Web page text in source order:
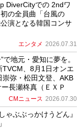
DiverCityでの 2ndワ
の全員曲「台風の
演となる韓国コンサ
エンタメ 2026.07.31
地元・愛知に夢を。
、8月1日オンエ
弥・松田文登、AKB
長瀬柊真（ＥＸＰ
CMニュース 2026.07.30
ゃぶぶっかけうどん』